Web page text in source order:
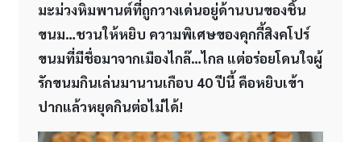
มะม่วงหิมพานต์ที่ถูกวางเด่นอยู่ด้านบนของชิ้น
ขนม…ชวนให้หยิบ ความพิเศษของคุกกี้สิงคโปร์
ขนมที่มีชื่อมาจากเมืองไกล๊…ไกล แต่อร่อยโดนใจผู้
รักขนมกินเล่นมานานเกือบ 40ปีนี้ คือหยิบเข้า
ปากแล้วหยุดกินต่อไม่ได้!